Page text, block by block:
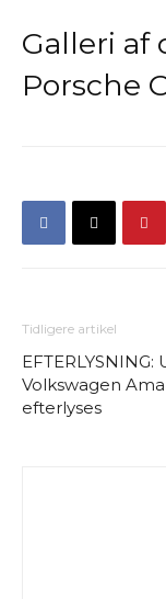
Galleri af
Porsche
Tidligere artikel
EFTERLYSNING:
Volkswagen
efterlyses